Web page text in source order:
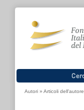
Autori » Articoli dell'autore